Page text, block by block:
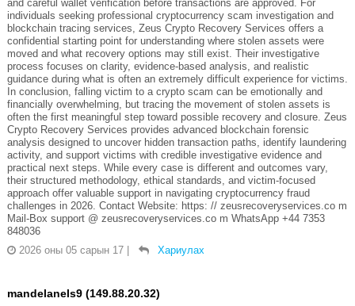
and careful wallet verification before transactions are approved. For
individuals seeking professional cryptocurrency scam investigation and
blockchain tracing services, Zeus Crypto Recovery Services offers a
confidential starting point for understanding where stolen assets were
moved and what recovery options may still exist. Their investigative
process focuses on clarity, evidence-based analysis, and realistic
guidance during what is often an extremely difficult experience for victims.
In conclusion, falling victim to a crypto scam can be emotionally and
financially overwhelming, but tracing the movement of stolen assets is
often the first meaningful step toward possible recovery and closure. Zeus
Crypto Recovery Services provides advanced blockchain forensic
analysis designed to uncover hidden transaction paths, identify laundering
activity, and support victims with credible investigative evidence and
practical next steps. While every case is different and outcomes vary,
their structured methodology, ethical standards, and victim-focused
approach offer valuable support in navigating cryptocurrency fraud
challenges in 2026. Contact Website: https: // zeusrecoveryservices.co m
Mail-Box support @ zeusrecoveryservices.co m WhatsApp +44 7353
848036
2026 оны 05 сарын 17
Хариулах
mandelanels9 (149.88.20.32)